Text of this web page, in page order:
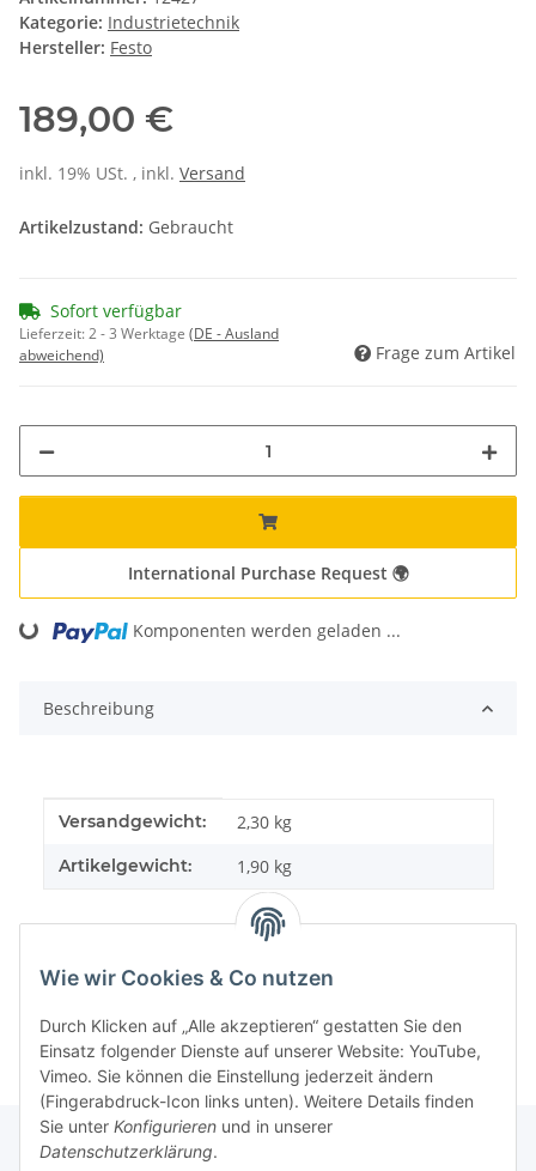
Wie wir Cookies & Co nutzen
Durch Klicken auf „Alle akzeptieren“ gestatten Sie den
Einsatz folgender Dienste auf unserer Website: YouTube,
Vimeo. Sie können die Einstellung jederzeit ändern
(Fingerabdruck-Icon links unten). Weitere Details finden
Sie unter Konfigurieren und in unserer
Datenschutzerklärung.
Kategorie: Industrietechnik
Hersteller: Festo
189,00 €
inkl. 19% USt. , inkl. Versand
Artikelzustand: Gebraucht
Sofort verfügbar
Lieferzeit:2 - 3 Werktage (DE - Ausland
abweichend)
Frage zum Artikel
International Purchase Request 🌍
Loading... Komponenten werden geladen ...
Beschreibung
Produkteigenschaft
Wert
Versandgewicht: 2,30 kg
Artikelgewicht: 1,90 kg